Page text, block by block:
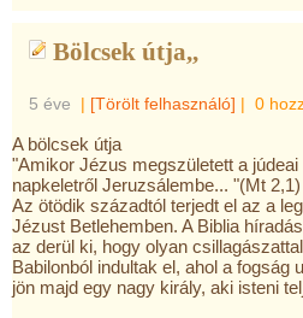
Bölcsek útja,,
5 éve | [Törölt felhasználó] | 0
A bölcsek útja
"Amikor Jézus megszületett a
napkeletről Jeruzsálembe... "(Mt 2,1)
Az ötödik századtól terjedt el az a
Jézust Betlehemben. A Biblia
az derül ki, hogy olyan
Babilonból indultak el, ahol a fogság
jön majd egy nagy király, aki isteni